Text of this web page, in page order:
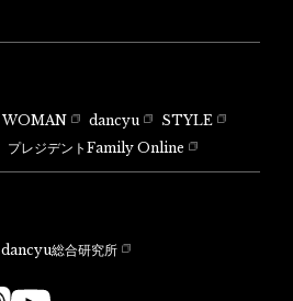
WOMAN dancyu
STYLE
プレジデントFamily Online
dancyu総合研究所